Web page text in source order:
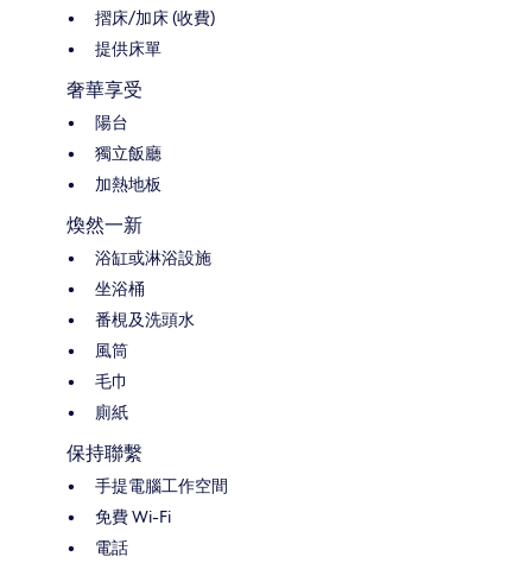
摺床/加床 (收費)
提供床單
奢華享受
陽台
獨立飯廳
加熱地板
煥然一新
浴缸或淋浴設施
坐浴桶
番梘及洗頭水
風筒
毛巾
廁紙
保持聯繫
手提電腦工作空間
免費 Wi-Fi
電話